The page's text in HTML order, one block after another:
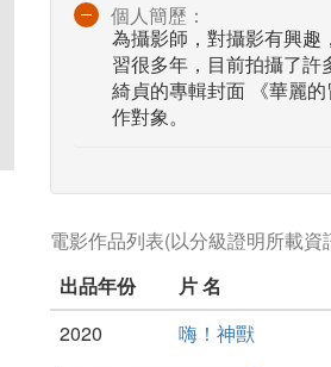
個人簡歷：
為攝影師，對攝影有興趣
習很多年，目前拍攝了
綺貞的專輯封面 《華麗
作對象。
電影作品列表(以分級證明所載資
出品年份
片 名
2020
嗨！神獸